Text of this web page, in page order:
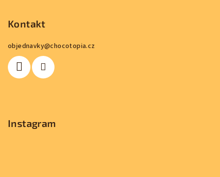
Kontakt
objednavky@chocotopia.cz
Instagram